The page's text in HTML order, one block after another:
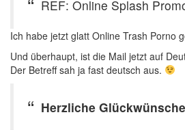
REF: Online Splash
Ich habe jetzt glatt Online Trash Porno
Und überhaupt, ist die Mail jetzt auf
Der Betreff sah ja fast deutsch aus.
Herzliche